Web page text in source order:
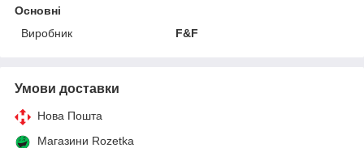
Основні
Виробник
F&F
Умови доставки
Нова Пошта
Магазини Rozetka